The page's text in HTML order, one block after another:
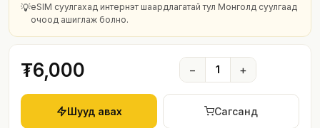
💡eSIM суулгахад интернэт шаардлагатай тул Монголд суулгаад
очоод ашиглаж болно.
₮6,000 − 1 +
Шууд авах Сагсанд